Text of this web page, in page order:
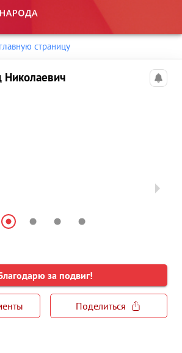
страницу
за подвиг!
Поделиться